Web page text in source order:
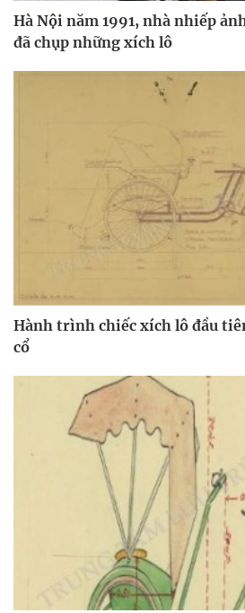
Hà Nội năm 1991, nhà nhiếp
đã chụp những xích lô
Hành trình chiếc xích lô đầu
cổ